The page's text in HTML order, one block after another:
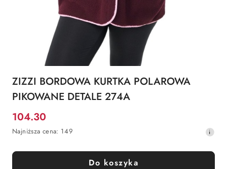
ZIZZI BORDOWA KURTKA POLAROWA
PIKOWANE DETALE 274A
Cena
promocyjna:
104.30
Najniższa
z
30
Najniższa cena: 149
Do koszyka